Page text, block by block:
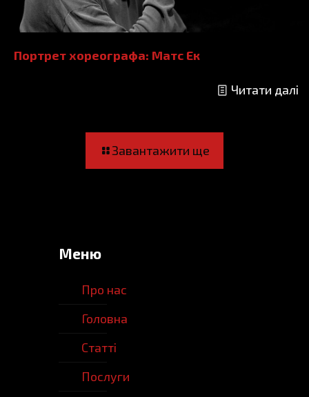
Портрет хореографа: Матс Ек
Читати далі
Завантажити ще
Меню
Про нас
Головна
Статті
Послуги